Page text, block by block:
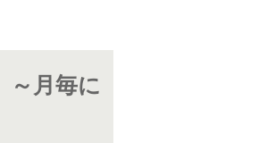
月毎に